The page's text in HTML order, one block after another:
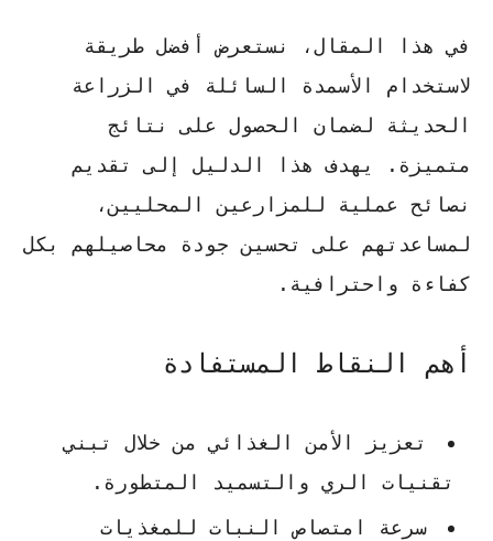
في هذا المقال، نستعرض
أفضل طريقة
لاستخدام الأسمدة السائلة في الزراعة
الحديثة لضمان الحصول على نتائج
متميزة. يهدف هذا الدليل إلى تقديم
نصائح عملية للمزارعين المحليين،
لمساعدتهم على تحسين جودة محاصيلهم
بكل
كفاءة واحترافية .
أهم النقاط المستفادة
تعزيز الأمن الغذائي من خلال تبني
تقنيات الري والتسميد المتطورة.
سرعة امتصاص النبات للمغذيات